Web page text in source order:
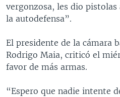
vergonzosa, les dio
la autodefensa”.
El presidente de la cámara
Rodrigo Maia, criticó el
favor de más armas.
“Espero que nadie intente